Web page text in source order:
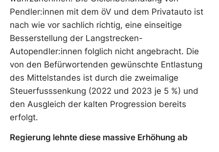
Pendler:innen mit dem öV und dem Privatauto ist
nach wie vor sachlich richtig, eine einseitige
Besserstellung der Langstrecken-
Autopendler:innen folglich nicht angebracht. Die
von den Befürwortenden gewünschte Entlastung
des Mittelstandes ist durch die zweimalige
Steuerfusssenkung (2022 und 2023 je 5 %) und
den Ausgleich der kalten Progression bereits
erfolgt.
Regierung lehnte diese massive Erhöhung ab